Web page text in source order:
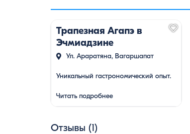
Трапезная Агапэ в
Эчмиадзине
Ул. Араратяна, Вагаршапат
Уникальный гастрономический опыт.
Читать подробнее
Отзывы (1)